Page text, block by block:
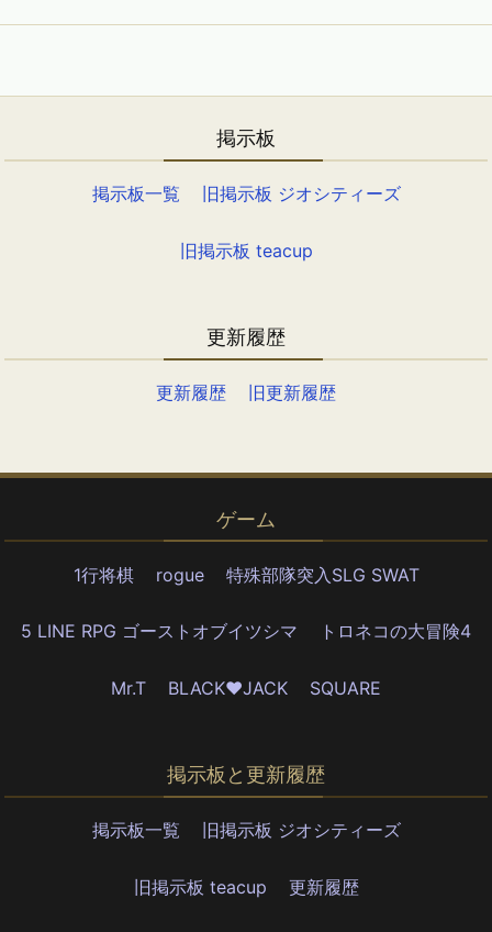
掲示板
掲示板一覧 旧掲示板 ジオシティーズ
旧掲示板 teacup
更新履歴
更新履歴 旧更新履歴
ゲーム
1行将棋 rogue 特殊部隊突入SLG SWAT
5 LINE RPG ゴーストオブイツシマ トロネコの大冒険4
Mr.T BLACK♥JACK SQUARE
掲示板と更新履歴
掲示板一覧 旧掲示板 ジオシティーズ
旧掲示板 teacup 更新履歴